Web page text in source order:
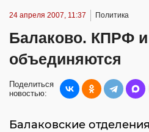
24 апреля 2007, 11:37 Политика
Балаково. КПРФ
объединяются
Поделиться
новостью:
Балаковские